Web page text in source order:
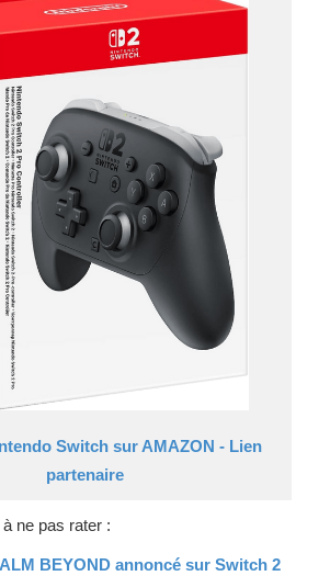
Switch sur AMAZON - Lien
partenaire
ne pas rater :
BEYOND annoncé sur Switch 2